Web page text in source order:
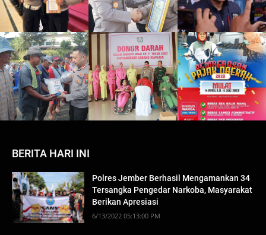
BERITA HARI INI
Polres Jember Berhasil Mengamankan 34
Tersangka Pengedar Narkoba, Masyarakat
Berikan Apresiasi
6/13/2022 05:13:00 PM